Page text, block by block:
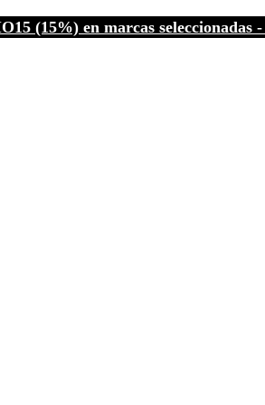
(15%) en marcas seleccionadas